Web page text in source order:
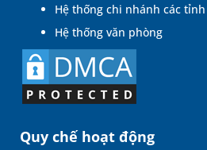
Hệ thống chi nhánh các tỉnh
Hệ thống văn phòng
Quy chế hoạt động